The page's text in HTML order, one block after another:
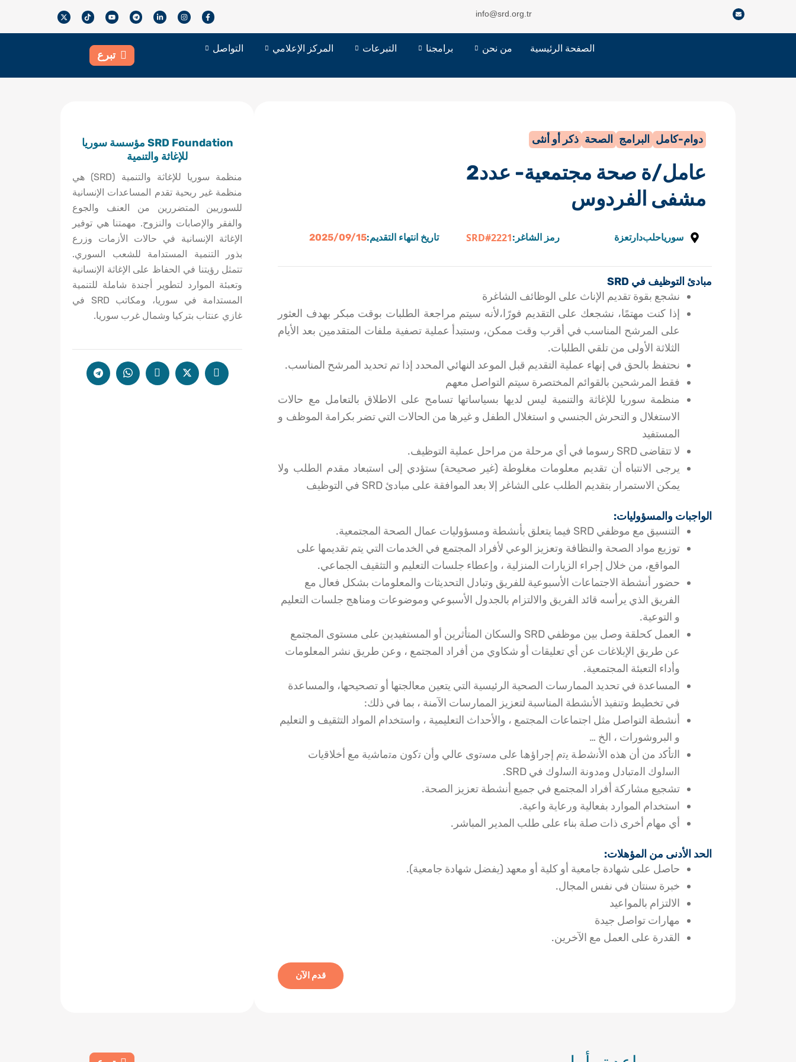
info@srd.org.tr
F
a
c
e
o
f
I
n
s
t
L
i
n
k
i
T
e
l
e
r
m
Y
o
u
t
b
e
T
i
k
t
X
-
t
w
الصفحة الرئيسية من نحن برامجنا التبرعات المركز الإعلامي التواصل
تبرع
دوام-كامل البرامج الصحة ذكر أو أنثى
عامل/ة صحة مجتمعية- عدد2
مشفى الفردوس
سورياحلبدارتعزة رمز الشاغر:SRD#2221 تاريخ انتهاء التقديم:2025/09/15
مبادئ التوظيف في SRD
نشجع بقوة تقديم الإناث على الوظائف الشاغرة
إذا كنت مهتمًا، نشجعك على التقديم فورًا،لأنه سيتم مراجعة الطلبات بوقت مبكر بهدف العثور
على المرشح المناسب في أقرب وقت ممكن، وستبدأ عملية تصفية ملفات المتقدمين بعد الأيام
الثلاثة الأولى من تلقي الطلبات.
نحتفظ بالحق في إنهاء عملية التقديم قبل الموعد النهائي المحدد إذا تم تحديد المرشح المناسب.
فقط المرشحين بالقوائم المختصرة سيتم التواصل معهم
منظمة سوريا للإغاثة والتنمية ليس لديها بسياساتها تسامح على الاطلاق بالتعامل مع حالات
الاستغلال و التحرش الجنسي و استغلال الطفل و غيرها من الحالات التي تضر بكرامة الموظف و
المستفيد
لا تتقاضى SRD رسوما في أي مرحلة من مراحل عملية التوظيف.
يرجى الانتباه أن تقديم معلومات مغلوطة (غير صحيحة) ستؤدي إلى استبعاد مقدم الطلب ولا
يمكن الاستمرار بتقديم الطلب على الشاغر إلا بعد الموافقة على مبادئ SRD في التوظيف
الواجبات والمسؤوليات:
التنسيق مع موظفي SRD فيما يتعلق بأنشطة ومسؤوليات عمال الصحة المجتمعية.
توزيع مواد الصحة والنظافة وتعزيز الوعي لأفراد المجتمع في الخدمات التي يتم تقديمها على
المواقع، من خلال إجراء الزيارات المنزلية ، وإعطاء جلسات التعليم و التثقيف الجماعي.
حضور أنشطة الاجتماعات الأسبوعية للفريق وتبادل التحديثات والمعلومات بشكل فعال مع
الفريق الذي يرأسه قائد الفريق والالتزام بالجدول الأسبوعي وموضوعات ومناهج جلسات التعليم
و التوعية.
العمل كحلقة وصل بين موظفي SRD والسكان المتأثرين أو المستفيدين على مستوى المجتمع
عن طريق الإبلاغات عن أي تعليقات أو شكاوي من أفراد المجتمع ، وعن طريق نشر المعلومات
وأداء التعبئة المجتمعية.
المساعدة في تحديد الممارسات الصحية الرئيسية التي يتعين معالجتها أو تصحيحها، والمساعدة
في تخطيط وتنفيذ الأنشطة المناسبة لتعزيز الممارسات الآمنة ، بما في ذلك:
أنشطة التواصل مثل اجتماعات المجتمع ، والأحداث التعليمية ، واستخدام المواد التثقيف و التعليم
و البروشورات ، الخ …
اﻟﺗﺄﮐد ﻣن أن ھذه اﻷﻧﺷطﺔ ﯾﺗم إﺟراؤھﺎ ﻋﻟﯽ ﻣﺳﺗوى ﻋﺎﻟﻲ وأن ﺗﮐون ﻣﺗﻣﺎﺷﯾﺔ ﻣﻊ أﺧﻼﻗﯾﺎت
اﻟﺳﻟوك اﻟﻣتبادل وﻣدوﻧﺔ اﻟﺳﻟوك في SRD.
تشجيع مشاركة أفراد المجتمع في جميع أنشطة تعزيز الصحة.
استخدام الموارد بفعالية ورعاية واعية.
أي مهام أخرى ذات صلة بناء على طلب المدير المباشر.
الحد الأدنى من المؤهلات:
حاصل على شهادة جامعية أو كلية أو معهد (يفضل شهادة جامعية).
خبرة سنتان في نفس المجال.
الالتزام بالمواعيد
مهارات تواصل جيدة
القدرة على العمل مع الآخرين.
قدم الآن
SRD Foundation مؤسسة سوريا
للإغاثة والتنمية
منظمة سوريا للإغاثة والتنمية (SRD) هي
منظمة غير ربحية تقدم المساعدات الإنسانية
للسوريين المتضررين من العنف والجوع
والفقر والإصابات والنزوح. مهمتنا هي توفير
الإغاثة الإنسانية في حالات الأزمات وزرع
بذور التنمية المستدامة للشعب السوري.
تتمثل رؤيتنا في الحفاظ على الإغاثة الإنسانية
وتعبئة الموارد لتطوير أجندة شاملة للتنمية
المستدامة في سوريا، ومكاتب SRD في
غازي عنتاب بتركيا وشمال غرب سوريا.